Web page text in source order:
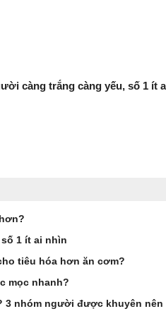
càng trắng càng yếu, số 1 ít
1 ít ai nhìn
tiêu hóa hơn ăn cơm?
mọc nhanh?
nhóm người được khuyên nên